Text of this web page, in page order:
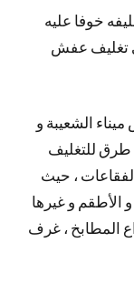
خوفا عليه
تغليف عفش
الشعيبة و
طرق للتغليف
، حيث
و الأطقم و غيرها
المطابخ ، غرف